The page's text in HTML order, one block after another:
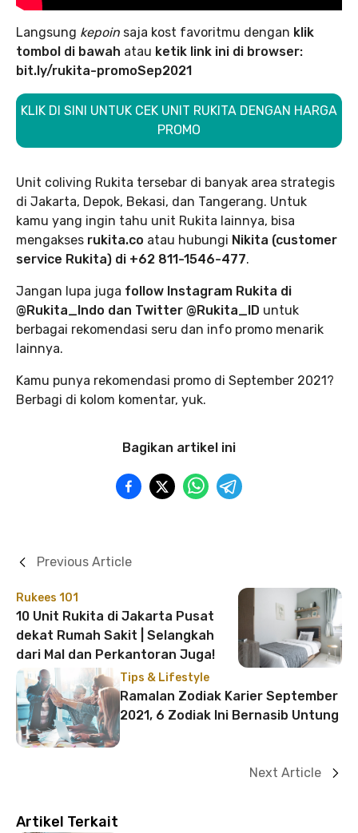
Langsung kepoin saja kost favoritmu dengan klik
tombol di bawah atau ketik link ini di browser:
bit.ly/rukita-promoSep2021
KLIK DI SINI UNTUK CEK UNIT RUKITA DENGAN HARGA
PROMO
Unit coliving Rukita tersebar di banyak area strategis
di Jakarta, Depok, Bekasi, dan Tangerang. Untuk
kamu yang ingin tahu unit Rukita lainnya, bisa
mengakses rukita.co atau hubungi Nikita (customer
service Rukita) di +62 811-1546-477.
Jangan lupa juga follow Instagram Rukita di
@Rukita_Indo dan Twitter @Rukita_ID untuk
berbagai rekomendasi seru dan info promo menarik
lainnya.
Kamu punya rekomendasi promo di September 2021?
Berbagi di kolom komentar, yuk.
Bagikan artikel ini
Rukees 101
10 Unit Rukita di Jakarta Pusat
dekat Rumah Sakit | Selangkah
dari Mal dan Perkantoran Juga!
Previous Article
Tips & Lifestyle
Ramalan Zodiak Karier September
2021, 6 Zodiak Ini Bernasib Untung
Next Article
Artikel Terkait